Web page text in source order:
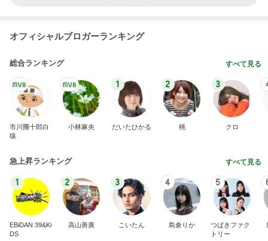
オフィシャルブロガーランキング
総合ランキング すべて見る
市川團十郎白
猿
小林麻央
1
だいたひかる
2
桃
3
クロ
急上昇ランキング すべて見る
1
EBiDAN 39&Ki
DS
2
高山善廣
3
こいたん
4
島倉りか
5
つばきファク
トリー